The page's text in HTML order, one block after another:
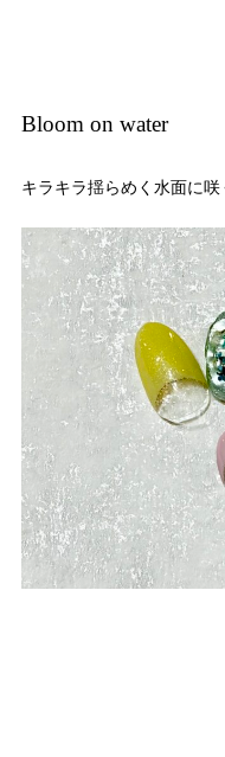
Bloom on water
キラキラ揺らめく水面に